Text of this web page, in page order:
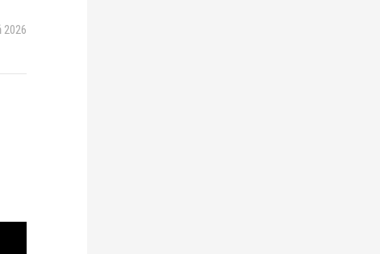
2026